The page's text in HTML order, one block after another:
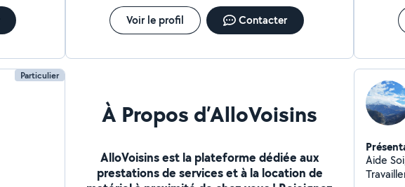
Voir le profil Contacter
Particulier
À Propos d’AlloVoisins
AlloVoisins est la plateforme dédiée aux
prestations de services et à la location de
Aide